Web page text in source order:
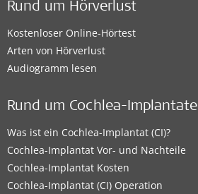
Rund um Hörverlust
Kostenloser Online-Hörtest
Arten von Hörverlust
Audiogramm lesen
Rund um Cochlea-Implantate
Was ist ein Cochlea-Implantat (CI)?
Cochlea-Implantat Vor- und Nachteile
Cochlea-Implantat Kosten
Cochlea-Implantat (CI) Operation